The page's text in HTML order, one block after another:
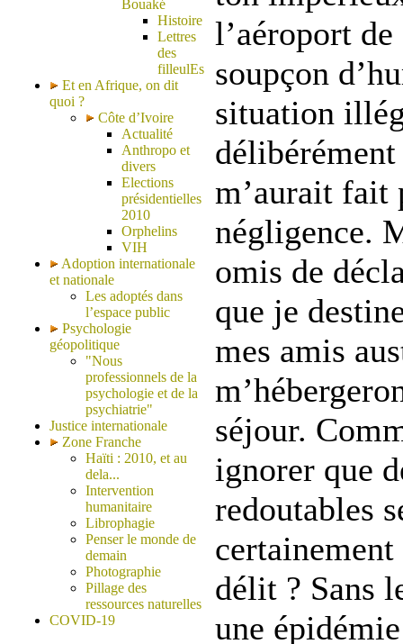
Bouaké
Histoire
Lettres
des
filleulEs
Et en Afrique, on dit
quoi ?
Côte d’Ivoire
Actualité
Anthropo et
divers
Elections
présidentielles
2010
Orphelins
VIH
Adoption internationale
et nationale
Les adoptés dans
l’espace public
Psychologie
géopolitique
"Nous
professionnels de la
psychologie et de la
psychiatrie"
Justice internationale
Zone Franche
Haïti : 2010, et au
dela...
Intervention
humanitaire
Librophagie
Penser le monde de
demain
Photographie
Pillage des
ressources naturelles
COVID-19
l’aéroport de
soupçon
situation
m’aurait fait
négligence.
omis de
que je
mes amis
séjour.
ignorer que
redoutables
délit ? Sans
une